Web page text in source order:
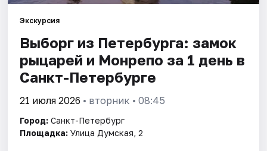
Экскурсия
Выборг из Петербурга: замок
рыцарей и Монрепо за 1 день в
Санкт-Петербурге
21 июля 2026 • вторник • 08:45
Город: Санкт-Петербург
Площадка: Улица Думская, 2